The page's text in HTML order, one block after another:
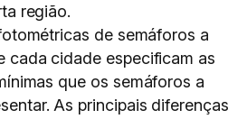
região.
de semáforos a
cada cidade especificam as
que os semáforos a
As principais diferenças